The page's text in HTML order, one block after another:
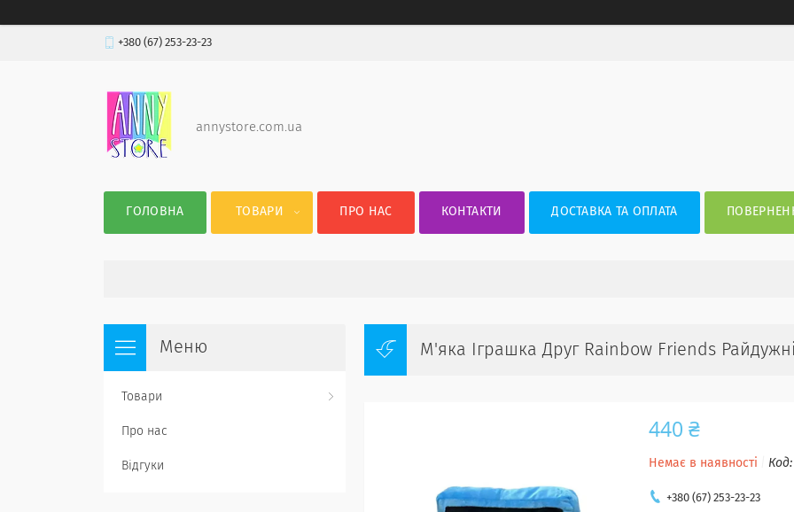
+380 (67) 253-23-23
annystore.com.ua
ГОЛОВНА ТОВАРИ ПРО НАС КОНТАКТИ ДОСТАВКА ТА ОПЛАТА
М'яка Іграшка Друг Rainbow Friends
440 ₴
Немає в наявності Код:
+380 (67) 253-23-23
Товари
Про нас
Відгуки